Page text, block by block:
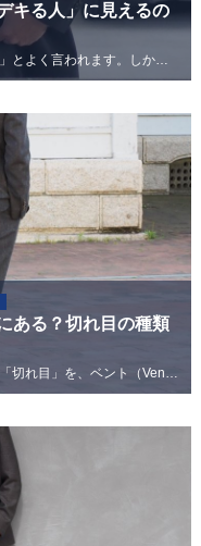
キる人」に見えるの
はじめに 「人は見た目で判断してはいけない」とよく言われます。しかし心理学・行動科学が示すのは正反対の事実です。人間は相手と会った瞬間から...
ある？切れ目の種類
はじめに スーツのジャケット背面下部にある「切れ目」を、ベント（Vent）と呼びます。オーダースーツを仕立てる際に必ず選択する項目のひとつ...